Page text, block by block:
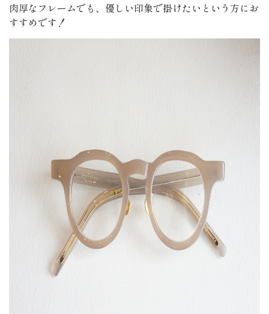
肉厚なフレームでも、優しい印象で掛けたいという方にお
すすめです！